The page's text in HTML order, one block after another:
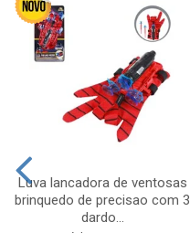
Luva lancadora de ventosas
brinquedo de precisao com 3
dardo...